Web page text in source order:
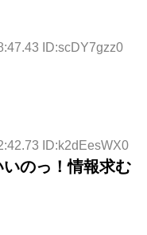
ID:scDY7gzz0
ID:k2dEesWX0
のっ！情報求む